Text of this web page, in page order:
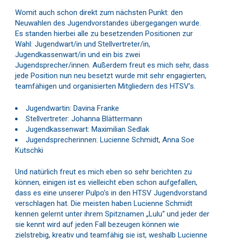
Womit auch schon direkt zum nächsten Punkt: den
Neuwahlen des Jugendvorstandes übergegangen wurde.
Es standen hierbei alle zu besetzenden Positionen zur
Wahl: Jugendwart/in und Stellvertreter/in,
Jugendkassenwart/in und ein bis zwei
Jugendsprecher/innen. Außerdem freut es mich sehr, dass
jede Position nun neu besetzt wurde mit sehr engagierten,
teamfähigen und organisierten Mitgliedern des HTSV’s.
Jugendwartin: Davina Franke
Stellvertreter: Johanna Blättermann
Jugendkassenwart: Maximilian Sedlak
Jugendsprecherinnen: Lucienne Schmidt, Anna Soe
Kutschki
Und natürlich freut es mich eben so sehr berichten zu
können, einigen ist es vielleicht eben schon aufgefallen,
dass es eine unserer Pulpo’s in den HTSV Jugendvorstand
verschlagen hat. Die meisten haben Lucienne Schmidt
kennen gelernt unter ihrem Spitznamen „Lulu“ und jeder der
sie kennt wird auf jeden Fall bezeugen können wie
zielstrebig, kreativ und teamfähig sie ist, weshalb Lucienne